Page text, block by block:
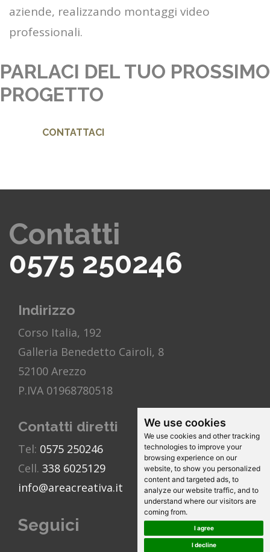
We use cookies
We use cookies and other tracking
technologies to improve your
browsing experience on our
website, to show you personalized
content and targeted ads, to
analyze our website traffic, and to
understand where our visitors are
coming from.
I agree
I decline
aziende, realizzando montaggi video
professionali.
PARLACI DEL TUO PROSSIMO
PROGETTO
CONTATTACI
Contatti
0575 250246
Indirizzo
Corso Italia, 192
Galleria Benedetto Cairoli, 8
52100 Arezzo
P.IVA 01968780518
Contatti diretti
Tel: 0575 250246
Cell. 338 6025129
info@areacreativa.it
Seguici